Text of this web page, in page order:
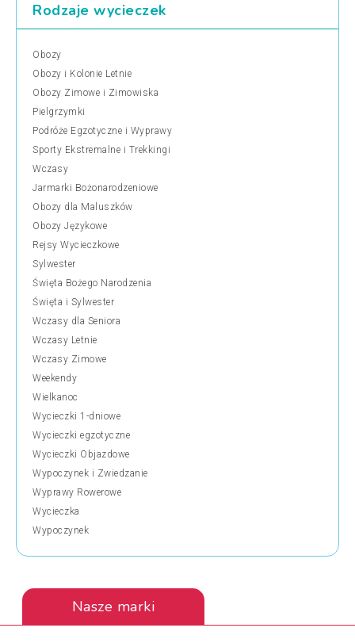
Rodzaje wycieczek
Obozy
Obozy i Kolonie Letnie
Obozy Zimowe i Zimowiska
Pielgrzymki
Podróże Egzotyczne i Wyprawy
Sporty Ekstremalne i Trekkingi
Wczasy
Jarmarki Bożonarodzeniowe
Obozy dla Maluszków
Obozy Językowe
Rejsy Wycieczkowe
Sylwester
Święta Bożego Narodzenia
Święta i Sylwester
Wczasy dla Seniora
Wczasy Letnie
Wczasy Zimowe
Weekendy
Wielkanoc
Wycieczki 1-dniowe
Wycieczki egzotyczne
Wycieczki Objazdowe
Wypoczynek i Zwiedzanie
Wyprawy Rowerowe
Wycieczka
Wypoczynek
Nasze marki